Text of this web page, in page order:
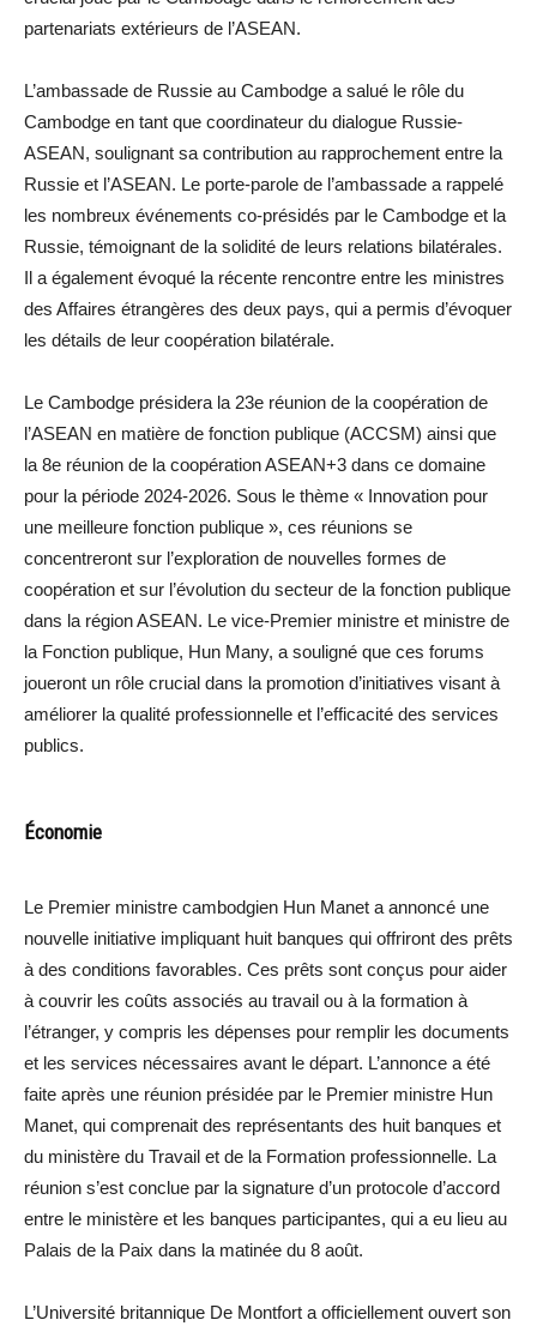
partenariats extérieurs de l’ASEAN.
L’ambassade de Russie au Cambodge a salué le rôle du
Cambodge en tant que coordinateur du dialogue Russie-
ASEAN, soulignant sa contribution au rapprochement entre la
Russie et l’ASEAN. Le porte-parole de l’ambassade a rappelé
les nombreux événements co-présidés par le Cambodge et la
Russie, témoignant de la solidité de leurs relations bilatérales.
Il a également évoqué la récente rencontre entre les ministres
des Affaires étrangères des deux pays, qui a permis d’évoquer
les détails de leur coopération bilatérale.
Le Cambodge présidera la 23e réunion de la coopération de
l’ASEAN en matière de fonction publique (ACCSM) ainsi que
la 8e réunion de la coopération ASEAN+3 dans ce domaine
pour la période 2024-2026. Sous le thème « Innovation pour
une meilleure fonction publique », ces réunions se
concentreront sur l’exploration de nouvelles formes de
coopération et sur l’évolution du secteur de la fonction publique
dans la région ASEAN. Le vice-Premier ministre et ministre de
la Fonction publique, Hun Many, a souligné que ces forums
joueront un rôle crucial dans la promotion d’initiatives visant à
améliorer la qualité professionnelle et l’efficacité des services
publics.
Économie
Le Premier ministre cambodgien Hun Manet a annoncé une
nouvelle initiative impliquant huit banques qui offriront des prêts
à des conditions favorables. Ces prêts sont conçus pour aider
à couvrir les coûts associés au travail ou à la formation à
l’étranger, y compris les dépenses pour remplir les documents
et les services nécessaires avant le départ. L’annonce a été
faite après une réunion présidée par le Premier ministre Hun
Manet, qui comprenait des représentants des huit banques et
du ministère du Travail et de la Formation professionnelle. La
réunion s’est conclue par la signature d’un protocole d’accord
entre le ministère et les banques participantes, qui a eu lieu au
Palais de la Paix dans la matinée du 8 août.
L’Université britannique De Montfort a officiellement ouvert son